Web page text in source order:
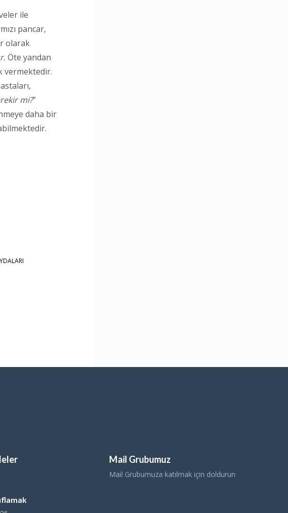
ile
pancar,
olarak
Öte yandan
vermektedir.
mi?”
daha bir
Mail Grubumuz
Mail Grubumuza katılmak için doldurun